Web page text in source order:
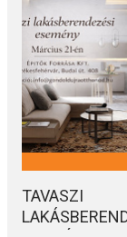
TAVASZI